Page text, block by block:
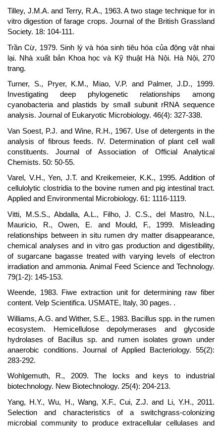
Tilley, J.M.A. and Terry, R.A., 1963. A two stage technique for in
vitro digestion of farage crops. Journal of the British Grassland
Society. 18: 104-111.
Trần Cừ, 1979. Sinh lý và hóa sinh tiêu hóa của động vật nhai
lại. Nhà xuất bản Khoa học và Kỹ thuật Hà Nội. Hà Nội, 270
trang.
Turner, S., Pryer, K.M., Miao, V.P. and Palmer, J.D., 1999.
Investigating deep phylogenetic relationships among
cyanobacteria and plastids by small subunit rRNA sequence
analysis. Journal of Eukaryotic Microbiology. 46(4): 327-338.
Van Soest, P.J. and Wine, R.H., 1967. Use of detergents in the
analysis of fibrous feeds. IV. Determination of plant cell wall
constituents. Journal of Association of Official Analytical
Chemists. 50: 50-55.
Varel, V.H., Yen, J.T. and Kreikemeier, K.K., 1995. Addition of
cellulolytic clostridia to the bovine rumen and pig intestinal tract.
Applied and Environmental Microbiology. 61: 1116-1119.
Vitti, M.S.S., Abdalla, A.L., Filho, J. C.S., del Mastro, N.L.,
Mauricio, R., Owen, E. and Mould, F., 1999. Misleading
relationships between in situ rumen dry matter disappearance,
chemical analyses and in vitro gas production and digestibility,
of sugarcane bagasse treated with varying levels of electron
irradiation and ammonia. Animal Feed Science and Technology.
79(1-2): 145-153.
Weende, 1983. Fiwe extraction unit for determining raw fiber
content. Velp Scientifica. USMATE, Italy, 30 pages. .
Williams, A.G. and Wither, S.E., 1983. Bacillus spp. in the rumen
ecosystem. Hemicellulose depolymerases and glycoside
hydrolases of Bacillus sp. and rumen isolates grown under
anaerobic conditions. Journal of Applied Bacteriology. 55(2):
283-292.
Wohlgemuth, R., 2009. The locks and keys to industrial
biotechnology. New Biotechnology. 25(4): 204-213.
Yang, H.Y., Wu, H., Wang, X.F., Cui, Z.J. and Li, Y.H., 2011.
Selection and characteristics of a switchgrass-colonizing
microbial community to produce extracellular cellulases and